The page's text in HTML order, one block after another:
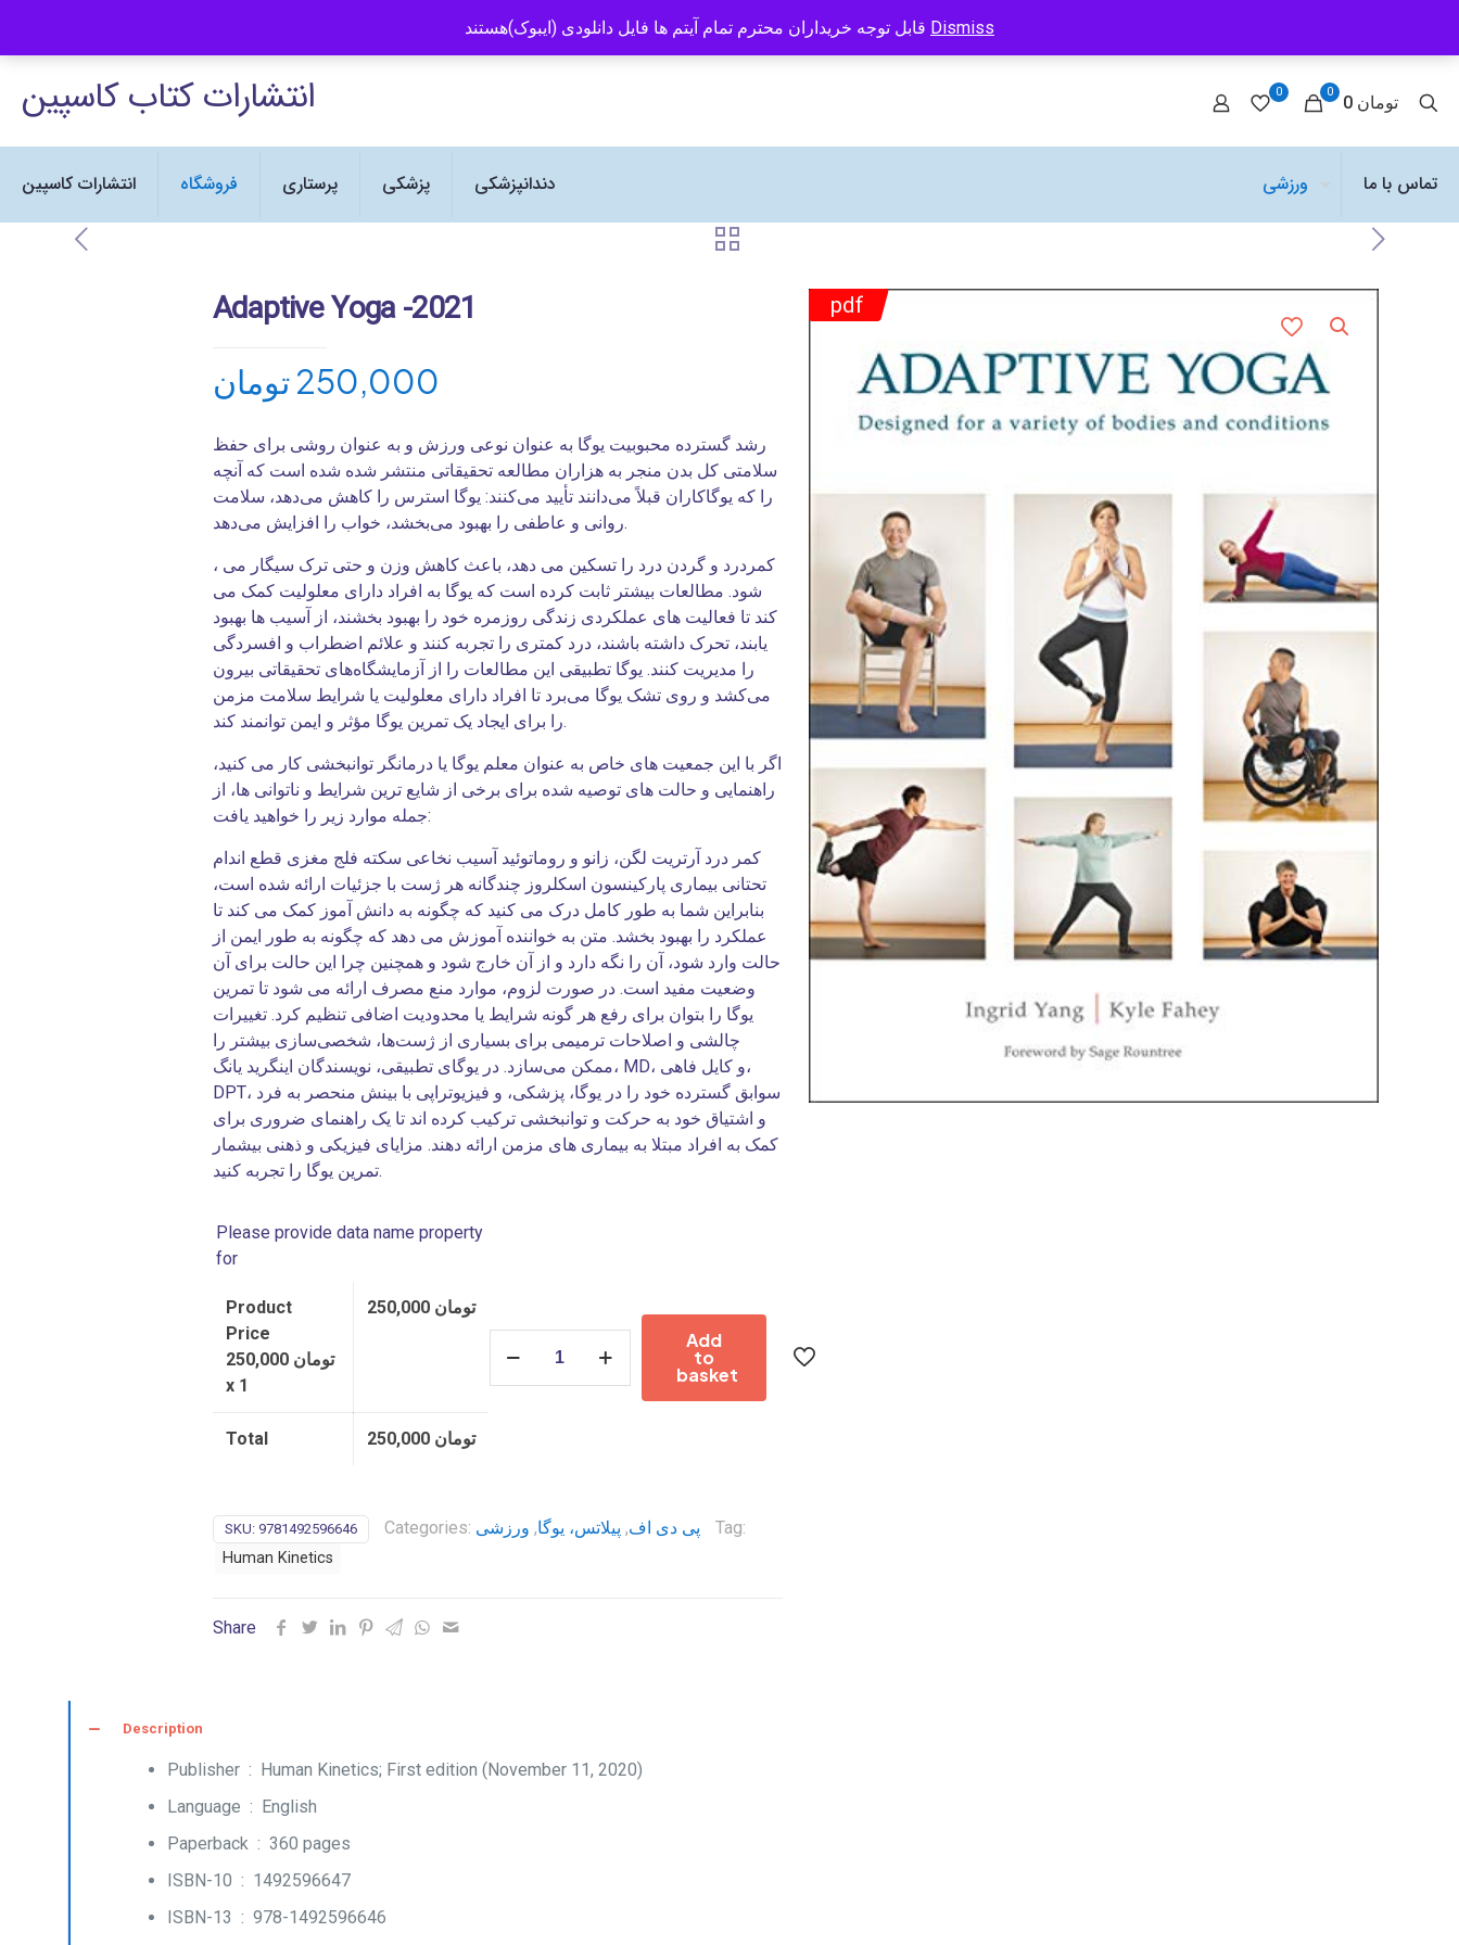
انتشارات کتاب کاسپین نماینده رسمی Human Kinetics در ایران می باشد 09121466294 info@caspianbook.com
انتشارات کتاب کاسپین 0 0
0 تومان
انتشارات کاسپین فروشگاه پرستاری پزشکی دندانپزشکی ورزشی تماس با ما
pdf
Adaptive Yoga -2021
250,000تومان
رشد گسترده محبوبیت یوگا به عنوان نوعی ورزش و به عنوان روشی برای حفظ
سلامتی کل بدن منجر به هزاران مطالعه تحقیقاتی منتشر شده شده است که آنچه
را که یوگاکاران قبلاً می‌دانند تأیید می‌کنند: یوگا استرس را کاهش می‌دهد، سلامت
روانی و عاطفی را بهبود می‌بخشد، خواب را افزایش می‌دهد.
، کمردرد و گردن درد را تسکین می دهد، باعث کاهش وزن و حتی ترک سیگار می
شود. مطالعات بیشتر ثابت کرده است که یوگا به افراد دارای معلولیت کمک می
کند تا فعالیت های عملکردی زندگی روزمره خود را بهبود بخشند، از آسیب ها بهبود
یابند، تحرک داشته باشند، درد کمتری را تجربه کنند و علائم اضطراب و افسردگی
را مدیریت کنند. یوگا تطبیقی ​​این مطالعات را از آزمایشگاه‌های تحقیقاتی بیرون
می‌کشد و روی تشک یوگا می‌برد تا افراد دارای معلولیت یا شرایط سلامت مزمن
را برای ایجاد یک تمرین یوگا مؤثر و ایمن توانمند کند.
اگر با این جمعیت های خاص به عنوان معلم یوگا یا درمانگر توانبخشی کار می کنید،
راهنمایی و حالت های توصیه شده برای برخی از شایع ترین شرایط و ناتوانی ها، از
جمله موارد زیر را خواهید یافت:
کمر درد آرتریت لگن، زانو و روماتوئید آسیب نخاعی سکته فلج مغزی قطع اندام
تحتانی بیماری پارکینسون اسکلروز چندگانه هر ژست با جزئیات ارائه شده است،
بنابراین شما به طور کامل درک می کنید که چگونه به دانش آموز کمک می کند تا
عملکرد را بهبود بخشد. متن به خواننده آموزش می دهد که چگونه به طور ایمن از
حالت وارد شود، آن را نگه دارد و از آن خارج شود و همچنین چرا این حالت برای آن
وضعیت مفید است. در صورت لزوم، موارد منع مصرف ارائه می شود تا تمرین
یوگا را بتوان برای رفع هر گونه شرایط یا محدودیت اضافی تنظیم کرد. تغییرات
چالشی و اصلاحات ترمیمی برای بسیاری از ژست‌ها، شخصی‌سازی بیشتر را
ممکن می‌سازد. در یوگای تطبیقی، نویسندگان اینگرید یانگ، MD، و کایل فاهی،
DPT، سوابق گسترده خود را در یوگا، پزشکی، و فیزیوتراپی با بینش منحصر به فرد
و اشتیاق خود به حرکت و توانبخشی ترکیب کرده اند تا یک راهنمای ضروری برای
کمک به افراد مبتلا به بیماری های مزمن ارائه دهند. مزایای فیزیکی و ذهنی بیشمار
تمرین یوگا را تجربه کنید.
Please provide data name property
for
Product
Price
250,000
x 1
250,000 تومان
Total 250,000 تومان
-2021
Add
to
basket
SKU: 9781492596646 Categories: پی دی اف, پیلاتس، یوگا, ورزشی Tag:
Human Kinetics
Share
Description
Publisher ‏ : ‎ Human Kinetics; First edition (November 11, 2020)
Language ‏ : ‎ English
Paperback ‏ : ‎360 pages
ISBN-10 ‏ : ‎ 1492596647
ISBN-13 ‏ : ‎978-1492596646
Dismiss